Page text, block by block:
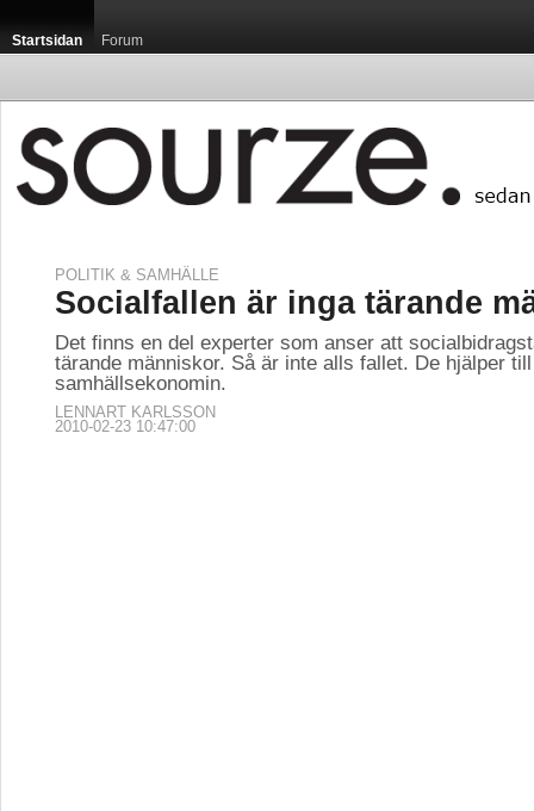
Startsidan Forum
POLITIK & SAMHÄLLE
Socialfallen är inga tärande
Det finns en del experter som anser att
tärande människor. Så är inte alls fallet. De hjälper
samhällsekonomin.
LENNART KARLSSON
2010-02-23 10:47:00